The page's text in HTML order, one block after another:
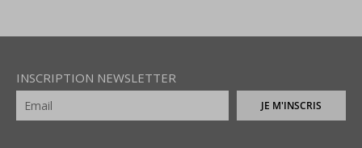
INSCRIPTION NEWSLETTER
JE M'INSCRIS